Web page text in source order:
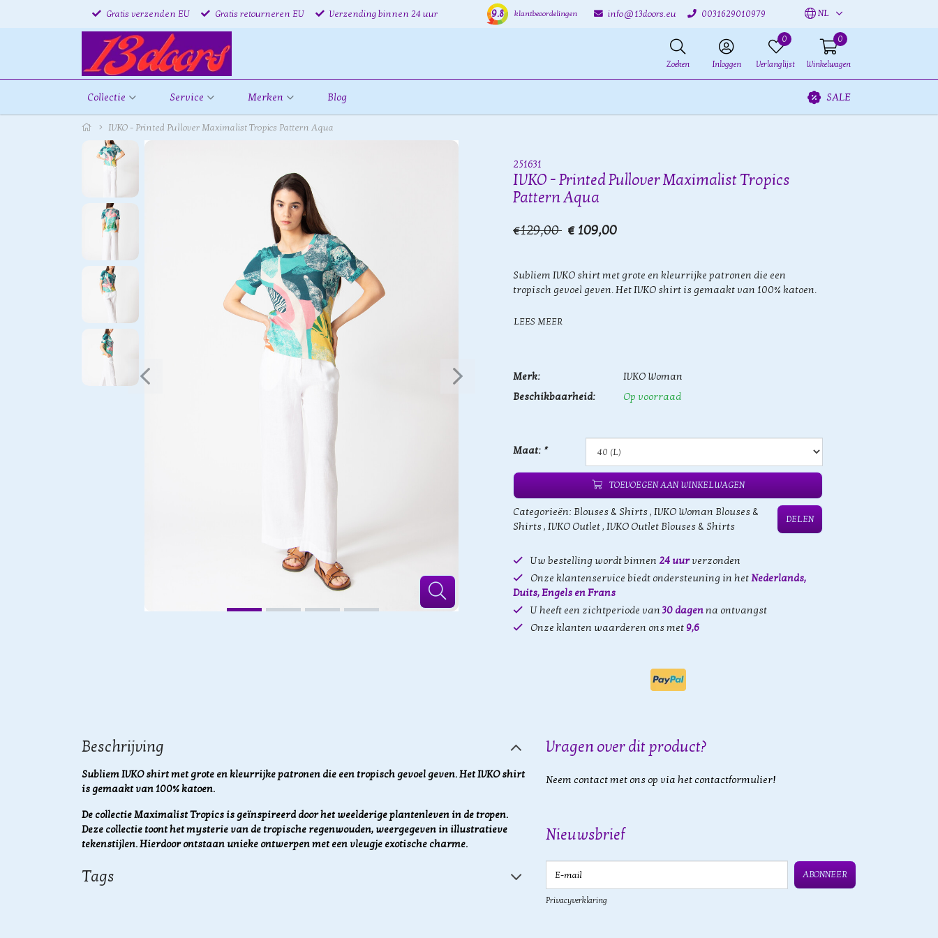
Gratis verzenden EU Gratis retourneren EU Verzending binnen 24 uur 9.8 klantbeoordelingen info@13doors.eu 0031629010979 NL
Zoeken Inloggen
0
Verlanglijst
0
Winkelwagen
Collectie Service Merken Blog SALE
IVKO - Printed Pullover Maximalist Tropics Pattern Aqua
251631
IVKO - Printed Pullover Maximalist Tropics
Pattern Aqua
€129,00 € 109,00
Subliem IVKO shirt met grote en kleurrijke patronen die een
tropisch gevoel geven. Het IVKO shirt is gemaakt van 100% katoen.
LEES MEER
Merk:
IVKO Woman
Beschikbaarheid:
Op voorraad
Maat: *
TOEVOEGEN AAN WINKELWAGEN
Categorieën: Blouses & Shirts, IVKO Woman Blouses &
Shirts, IVKO Outlet, IVKO Outlet Blouses & Shirts
DELEN
Uw bestelling wordt binnen 24 uurverzonden
Onze klantenservice biedt ondersteuning in hetNederlands,
Duits, Engels en Frans
U heeft een zichtperiode van30 dagenna ontvangst
Onze klanten waarderen ons met 9,6
Beschrijving
Subliem IVKO shirt met grote en kleurrijke patronen die een tropisch gevoel geven. Het IVKO shirt
is gemaakt van 100% katoen.
De collectie Maximalist Tropics is geïnspireerd door het weelderige plantenleven in de tropen.
Deze collectie toont het mysterie van de tropische regenwouden, weergegeven in illustratieve
tekenstijlen. Hierdoor ontstaan unieke ontwerpen met een vleugje exotische charme.
Tags
Vragen over dit product?
Neem contact met ons op via het contactformulier!
Nieuwsbrief
E-mail
ABONNEER
Privacyverklaring